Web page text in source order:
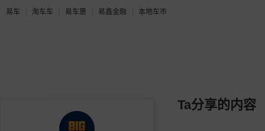
易车 淘车车 易车惠 易鑫金融 本地车市
Ta分享的内容